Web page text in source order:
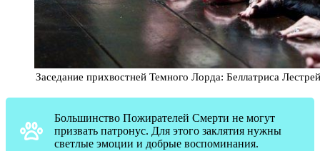
Заседание прихвостней Темного Лорда: Беллатриса
Большинство Пожирателей Смерти не могут
призвать патронус. Для этого заклятия нужны
светлые эмоции и добрые воспоминания.